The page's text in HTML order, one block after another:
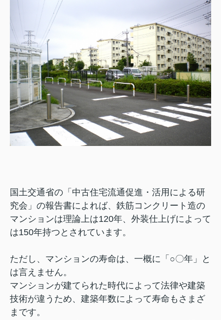
国土交通省の「中古住宅流通促進・活用による研
究会」の報告書によれば、鉄筋コンクリート造の
マンションは理論上は120年、外装仕上げによって
は150年持つとされています。
ただし、マンションの寿命は、一概に「○〇年」と
は言えません。
マンションが建てられた時代によって法律や建築
技術が違うため、建築年数によって寿命もさまざ
まです。